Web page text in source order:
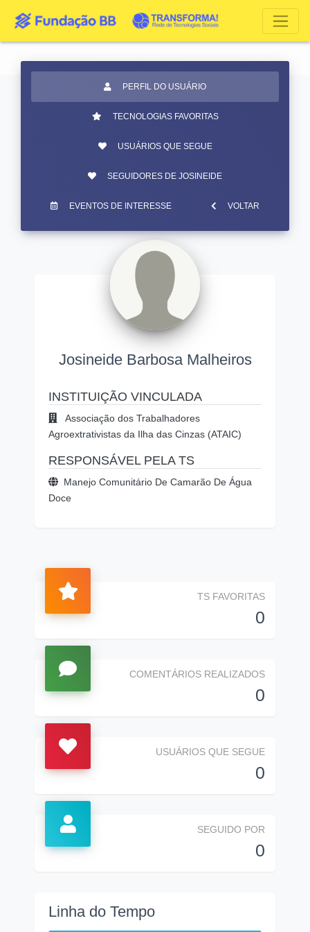
PERFIL DO USUÁRIO
TECNOLOGIAS FAVORITAS
USUÁRIOS QUE SEGUE
SEGUIDORES DE JOSINEIDE
EVENTOS DE INTERESSE VOLTAR
Josineide Barbosa Malheiros
INSTITUIÇÃO VINCULADA
Associação dos Trabalhadores
Agroextrativistas da Ilha das Cinzas (ATAIC)
RESPONSÁVEL PELA TS
Manejo Comunitário De Camarão De Água
Doce
TS FAVORITAS
0
COMENTÁRIOS REALIZADOS
0
USUÁRIOS QUE SEGUE
0
SEGUIDO POR
0
Linha do Tempo